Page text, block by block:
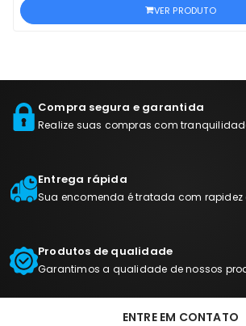
VER PRODUTO
Compra segura e garantida
Realize suas compras com
Entrega rápida
Sua encomenda é tratada com rapidez
Produtos de qualidade
Garantimos a qualidade de nossos
ENTRE EM CONTATO